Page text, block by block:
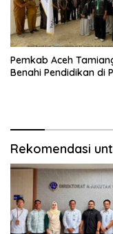
Pemkab Aceh
Benahi Pendidikan di
Rekomendasi